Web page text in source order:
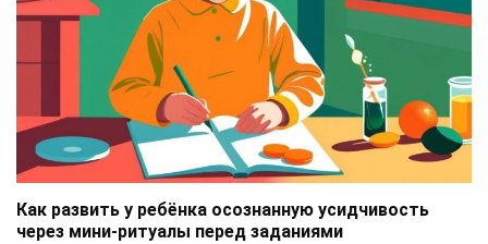
Как развить у ребёнка осознанную усидчивость
через мини-ритуалы перед заданиями